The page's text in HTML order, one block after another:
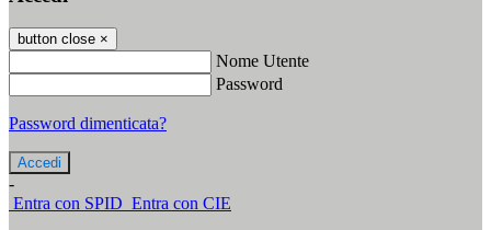
button close ×
Nome Utente
Password
Password dimenticata?
-
Entra con SPID Entra con CIE